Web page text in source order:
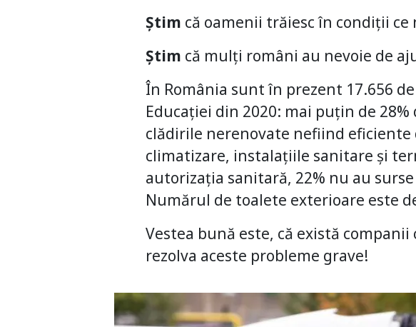
Știm că oamenii trăiesc în condiții
Știm că mulți români au nevoie de
În România sunt în prezent 17.656
Educației din 2020: mai puțin de
clădirile nerenovate nefiind
climatizare, instalațiile sanitare și
autorizația sanitară, 22% nu au
Numărul de toalete exterioare este
Vestea bună este, că există companii
rezolva aceste probleme grave!